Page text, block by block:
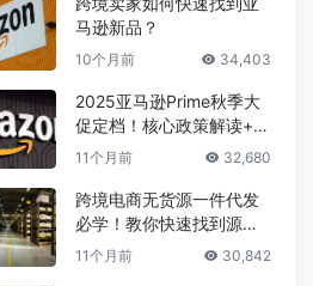
马逊新品？
10个月前 34,403
2025亚马逊Prime秋季大
促定档！核心政策解读+爆
款选品攻略
11个月前 32,680
跨境电商无货源一件代发
必学！教你快速找到源头
厂家
11个月前 30,842